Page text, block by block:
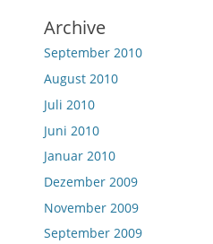
Archive
September 2010
August 2010
Juli 2010
Juni 2010
Januar 2010
Dezember 2009
November 2009
September 2009